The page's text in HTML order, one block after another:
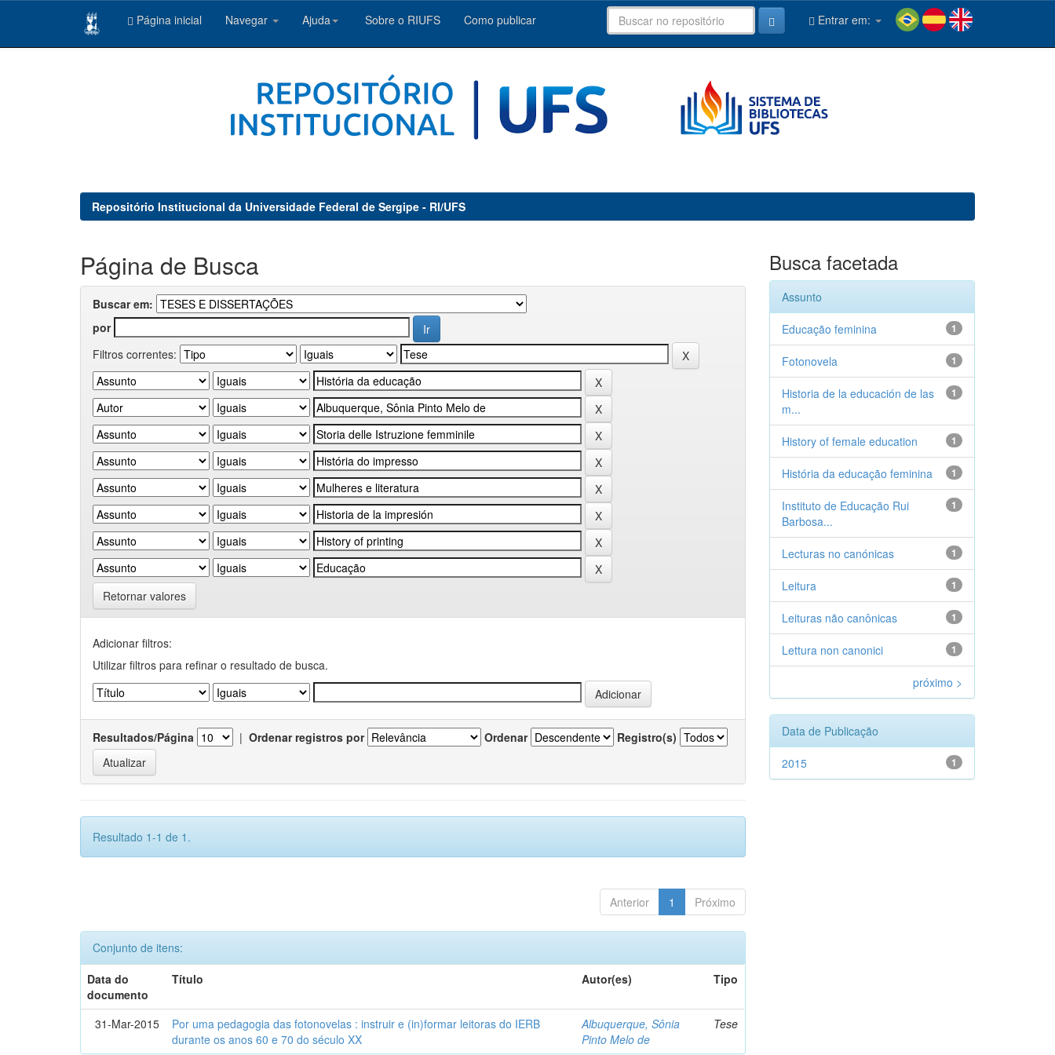
Página inicial Navegar Ajuda Sobre o RIUFS Como publicar Entrar em:
Repositório Institucional da Universidade Federal de Sergipe - RI/UFS
Página de Busca
Buscar em:
por
Filtros correntes:
Retornar valores
Adicionar filtros:
Utilizar filtros para refinar o resultado de busca.
Resultados/Página | Ordenar registros por Ordenar Registro(s)
Resultado 1-1 de 1.
Anterior 1 Próximo
Conjunto de itens:
Data do
documento
Título Autor(es) Tipo
31-Mar-2015
Por uma pedagogia das fotonovelas : instruir e (in)formar leitoras do IERB
durante os anos 60 e 70 do século XX
Albuquerque, Sônia
Pinto Melo de
Tese
Busca facetada
Assunto
1
Educação feminina
1
Fotonovela
1
Historia de la educación de las
m...
1
History of female education
1
História da educação feminina
1
Instituto de Educação Rui
Barbosa...
1
Lecturas no canónicas
1
Leitura
1
Leituras não canônicas
1
Lettura non canonici
próximo >
Data de Publicação
1
2015